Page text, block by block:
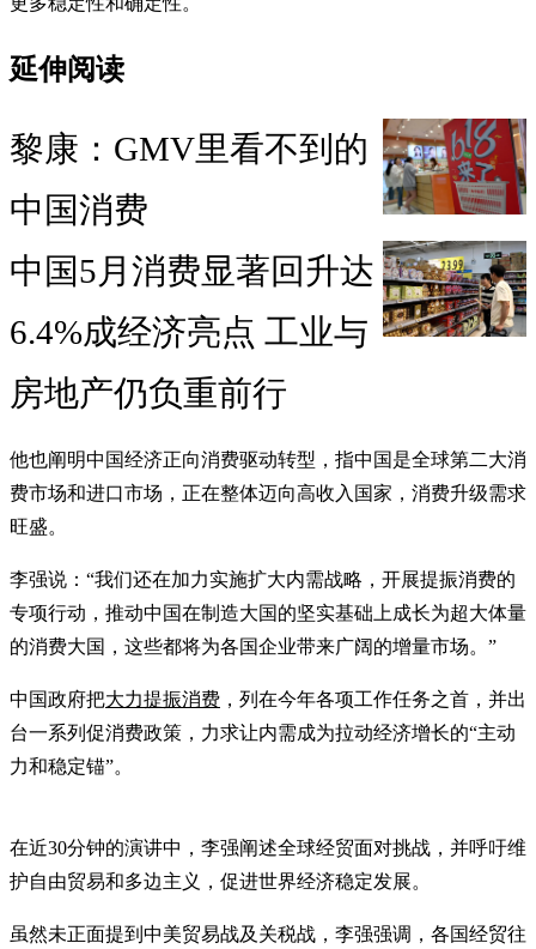
延伸阅读
黎康：GMV里看不到的
中国消费
中国5月消费显著回升达
6.4%成经济亮点 工业与
房地产仍负重前行
他也阐明中国经济正向消费驱动转型，指中国是全球第二大消
费市场和进口市场，正在整体迈向高收入国家，消费升级需求
旺盛。
李强说：“我们还在加力实施扩大内需战略，开展提振消费的
专项行动，推动中国在制造大国的坚实基础上成长为超大体量
的消费大国，这些都将为各国企业带来广阔的增量市场。”
中国政府把大力提振消费 ，列在今年各项工作任务之首，并出
台一系列促消费政策，力求让内需成为拉动经济增长的“主动
力和稳定锚”。
在近30分钟的演讲中，李强阐述全球经贸面对挑战，并呼吁维
护自由贸易和多边主义，促进世界经济稳定发展。
虽然未正面提到中美贸易战及关税战，李强强调，各国经贸往